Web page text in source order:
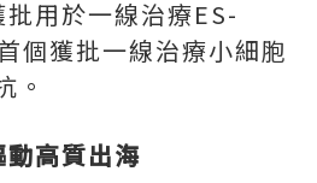
用於一線治療ES-
個獲批一線治療小細胞
。
高質出海